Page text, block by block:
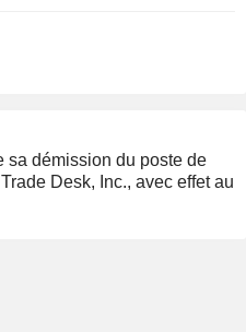
sa démission du poste de
Desk, Inc., avec effet au